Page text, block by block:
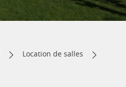
Location de salles